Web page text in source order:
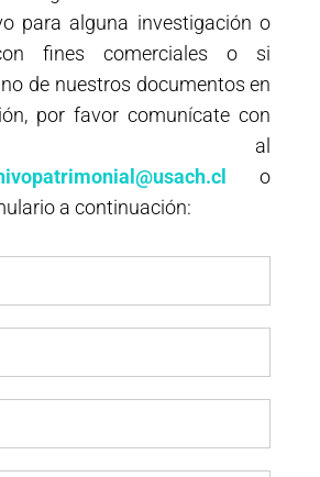
para alguna investigación o
fines comerciales o si
de nuestros documentos en
por favor comunícate con
al
o
a continuación: